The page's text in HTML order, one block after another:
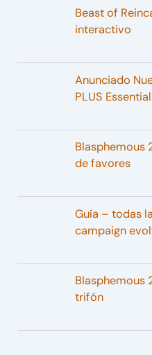
Beast of
interactivo
Anunciado
PLUS
Blasphemous
de favores
Guía – todas
campaign
Blasphemous
trifón